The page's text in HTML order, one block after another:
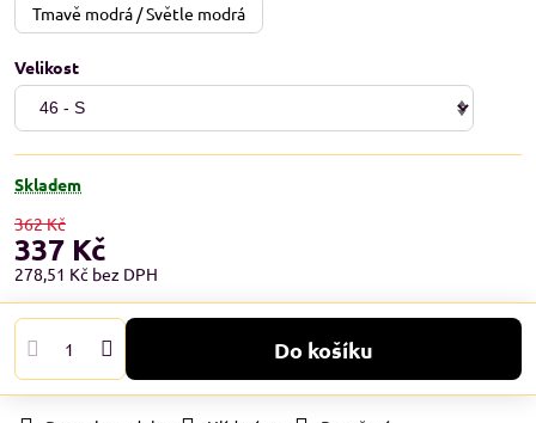
Tmavě modrá / Světle modrá
Velikost
Skladem
362 Kč
337 Kč
278,51 Kč bez DPH
Do košíku